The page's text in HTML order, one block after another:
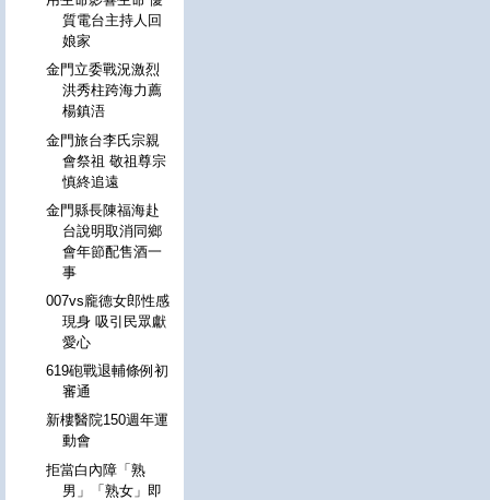
質電台主持人回
娘家
金門立委戰況激烈
洪秀柱跨海力薦
楊鎮浯
金門旅台李氏宗親
會祭祖 敬祖尊宗
慎終追遠
金門縣長陳福海赴
台說明取消同鄉
會年節配售酒一
事
007vs龐德女郎性感
現身 吸引民眾獻
愛心
619砲戰退輔條例初
審通
新樓醫院150週年運
動會
拒當白內障「熟
男」「熟女」即